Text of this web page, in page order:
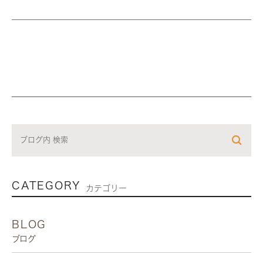
CATEGORY カテゴリー
BLOG
ブログ